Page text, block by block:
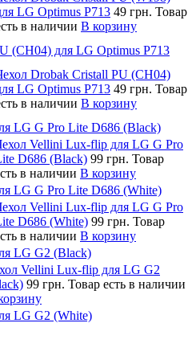
LG Optimus P713 49 грн. Товар
в наличии В корзину
(CH04) для LG Optimus P713
Drobak Cristall PU (CH04)
LG Optimus P713 49 грн. Товар
в наличии В корзину
LG G Pro Lite D686 (Black)
Vellini Lux-flip для LG G Pro
D686 (Black) 99 грн. Товар
в наличии В корзину
LG G Pro Lite D686 (White)
Vellini Lux-flip для LG G Pro
D686 (White) 99 грн. Товар
в наличии В корзину
LG G2 (Black)
Vellini Lux-flip для LG G2
99 грн. Товар есть в наличии
LG G2 (White)